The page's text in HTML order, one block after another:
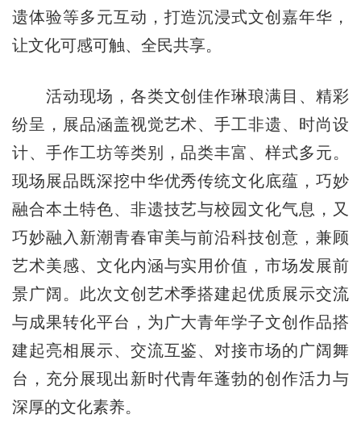
遗体验等多元互动，打造沉浸式文创嘉年华，
让文化可感可触、全民共享。
活动现场，各类文创佳作琳琅满目、精彩
纷呈，展品涵盖视觉艺术、手工非遗、时尚设
计、手作工坊等类别，品类丰富、样式多元。
现场展品既深挖中华优秀传统文化底蕴，巧妙
融合本土特色、非遗技艺与校园文化气息，又
巧妙融入新潮青春审美与前沿科技创意，兼顾
艺术美感、文化内涵与实用价值，市场发展前
景广阔。此次文创艺术季搭建起优质展示交流
与成果转化平台，为广大青年学子文创作品搭
建起亮相展示、交流互鉴、对接市场的广阔舞
台，充分展现出新时代青年蓬勃的创作活力与
深厚的文化素养。